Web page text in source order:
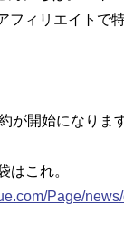
フィリエイトで
が開始になります
はこれ。
Page/